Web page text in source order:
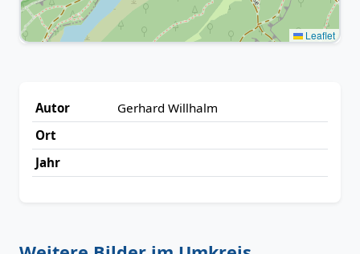
Leaflet
Autor
Gerhard Willhalm
Ort
Jahr